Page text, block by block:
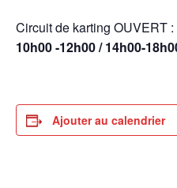
Circuit de karting OUVERT :
10h00 -12h00 / 14h00-
Ajouter au calendrier